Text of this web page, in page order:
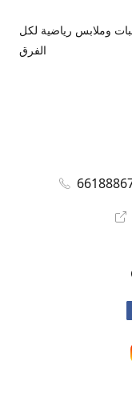
وملابس رياضية لكل
الفرق